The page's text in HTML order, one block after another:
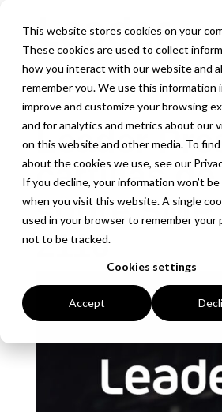
This website stores cookies on your
These cookies are used to collect
how you interact with our website and
remember you. We use this information
improve and customize your browsing
and for analytics and metrics about our
on this website and other media. To
about the cookies we use, see our
If you decline, your information won’t
when you visit this website. A single
used in your browser to remember your
not to be tracked.
Cookies settings
Accept
Leader
cartillas
sobre
2110